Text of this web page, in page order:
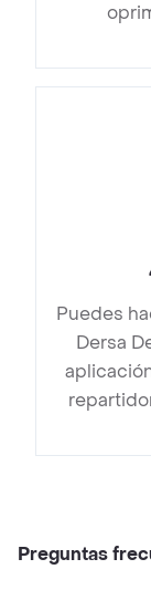
Puedes
Dersa
Preguntas